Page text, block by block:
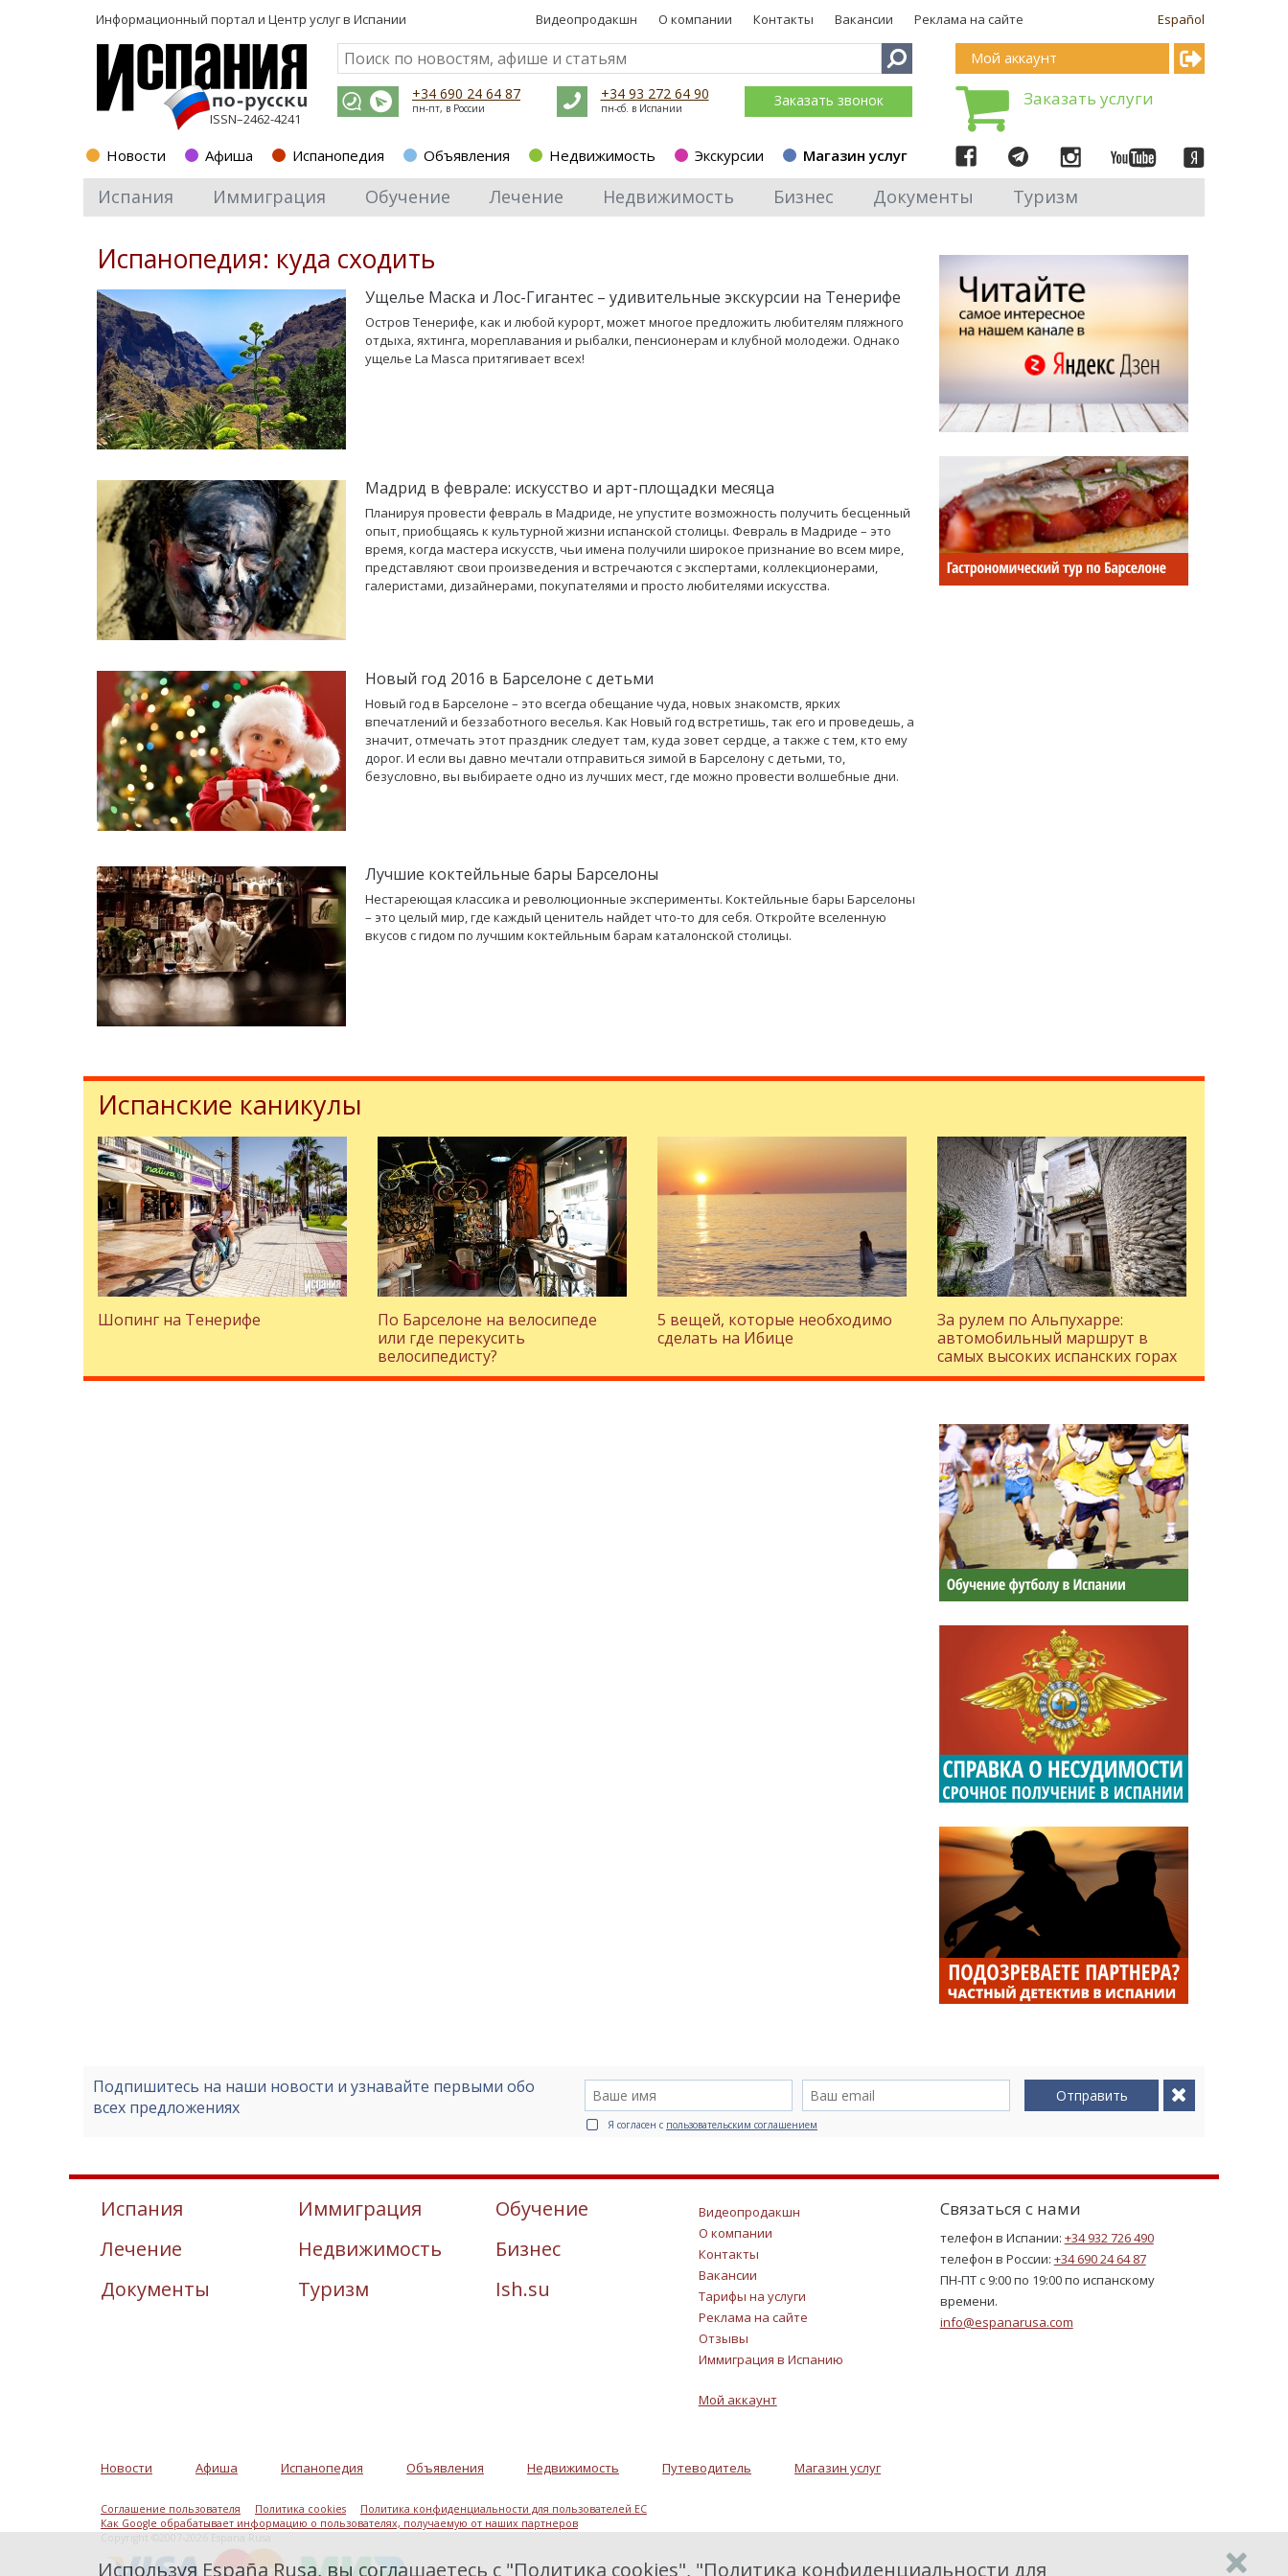
Информационный портал и Центр услуг в Испании Español
Видеопродакшн О компании Контакты Вакансии Реклама на сайте
ISSN–2462-4241
+34 690 24 64 87
пн-пт, в России
+34 93 272 64 90
пн-сб. в Испании Заказать звонок
Новости Афиша Испанопедия Объявления Недвижимость Экскурсии Магазин услуг
Мой аккаунт
Заказать услуги
Испания Иммиграция Обучение Лечение Недвижимость Бизнес Документы Туризм
Испанопедия: куда сходить
Ущелье Маска и Лос-Гигантес – удивительные экскурсии на Тенерифе
Остров Тенерифе, как и любой курорт, может многое предложить любителям пляжного
отдыха, яхтинга, мореплавания и рыбалки, пенсионерам и клубной молодежи. Однако
ущелье La Masca притягивает всех!
Мадрид в феврале: искусство и арт-площадки месяца
Планируя провести февраль в Мадриде, не упустите возможность получить бесценный
опыт, приобщаясь к культурной жизни испанской столицы. Февраль в Мадриде – это
время, когда мастера искусств, чьи имена получили широкое признание во всем мире,
представляют свои произведения и встречаются с экспертами, коллекционерами,
галеристами, дизайнерами, покупателями и просто любителями искусства.
Новый год 2016 в Барселоне с детьми
Новый год в Барселоне – это всегда обещание чуда, новых знакомств, ярких
впечатлений и беззаботного веселья. Как Новый год встретишь, так его и проведешь, а
значит, отмечать этот праздник следует там, куда зовет сердце, а также с тем, кто ему
дорог. И если вы давно мечтали отправиться зимой в Барселону с детьми, то,
безусловно, вы выбираете одно из лучших мест, где можно провести волшебные дни.
Лучшие коктейльные бары Барселоны
Нестареющая классика и революционные эксперименты. Коктейльные бары Барселоны
– это целый мир, где каждый ценитель найдет что-то для себя. Откройте вселенную
вкусов с гидом по лучшим коктейльным барам каталонской столицы.
Испанские каникулы
Шопинг на Тенерифе
По Барселоне на велосипеде
или где перекусить
велосипедисту?
5 вещей, которые необходимо
сделать на Ибице
За рулем по Альпухарре:
автомобильный маршрут в
самых высоких испанских горах
Подпишитесь на наши новости и узнавайте первыми обо
всех предложениях
Отправить
Я согласен с пользовательским соглашением
Испания Иммиграция
Обучение
Лечение
Недвижимость
Бизнес
Документы
Туризм Ish.su
Видеопродакшн
О компании
Контакты
Вакансии
Тарифы на услуги
Реклама на сайте
Отзывы
Иммиграция в Испанию
Мой аккаунт
Связаться с нами
телефон в Испании: +34 932 726 490
телефон в России: +34 690 24 64 87
ПН-ПТ с 9:00 по 19:00 по испанскому
времени.
info@espanarusa.com
Новости Афиша Испанопедия Объявления Недвижимость Путеводитель Магазин услуг
Соглашение пользователя Политика cookies
Политика конфиденциальности для пользователей ЕС
Как Google обрабатывает информацию о пользователях, получаемую от наших партнеров
Используя España Rusa, вы соглашаетесь с "Политика cookies", "Политика конфиденциальности для